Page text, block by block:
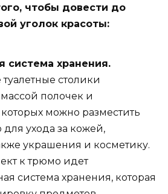
чтобы довести до
уголок красоты:
система хранения.
столики
полочек и
можно разместить
для ухода за кожей,
украшения и косметику.
к трюмо идет
система хранения, которая